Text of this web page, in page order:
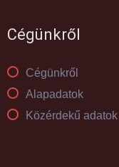
Cégünkről
Cégünkről
Alapadatok
Közérdekű adatok